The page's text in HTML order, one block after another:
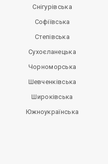
Снігурівська
Софіївська
Степівська
Сухоєланецька
Чорноморська
Шевченківська
Широківська
Южноукраїнська